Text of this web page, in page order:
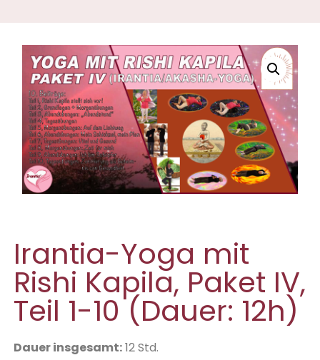
Irantia-Yoga mit
Rishi Kapila, Paket IV,
Teil 1-10 (Dauer: 12h)
Dauer insgesamt:12 Std.